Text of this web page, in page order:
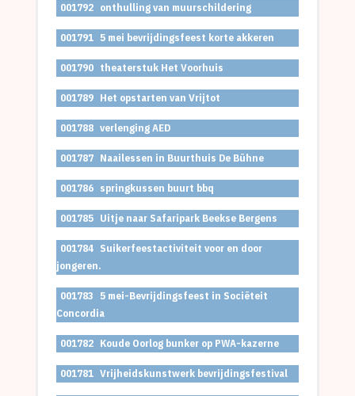
001792 onthulling van muurschildering
001791 5 mei bevrijdingsfeest korte akkeren
001790 theaterstuk Het Voorhuis
001789 Het opstarten van Vrijtot
001788 verlenging AED
001787 Naailessen in Buurthuis De Bühne
001786 springkussen buurt bbq
001785 Uitje naar Safaripark Beekse Bergens
001784 Suikerfeestactiviteit voor en door
jongeren.
001783 5 mei-Bevrijdingsfeest in Sociëteit
Concordia
001782 Koude Oorlog bunker op PWA-kazerne
001781 Vrijheidskunstwerk bevrijdingsfestival